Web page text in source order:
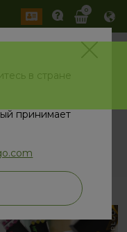
0
в
в стране
принимает